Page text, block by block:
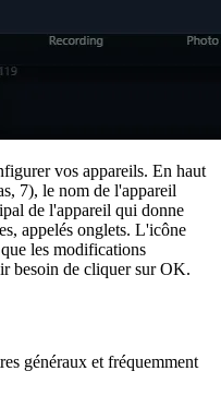
vos appareils. En haut
7), le nom de l'appareil
de l'appareil qui donne
appelés onglets. L'icône
les modifications
besoin de cliquer sur OK.
généraux et fréquemment